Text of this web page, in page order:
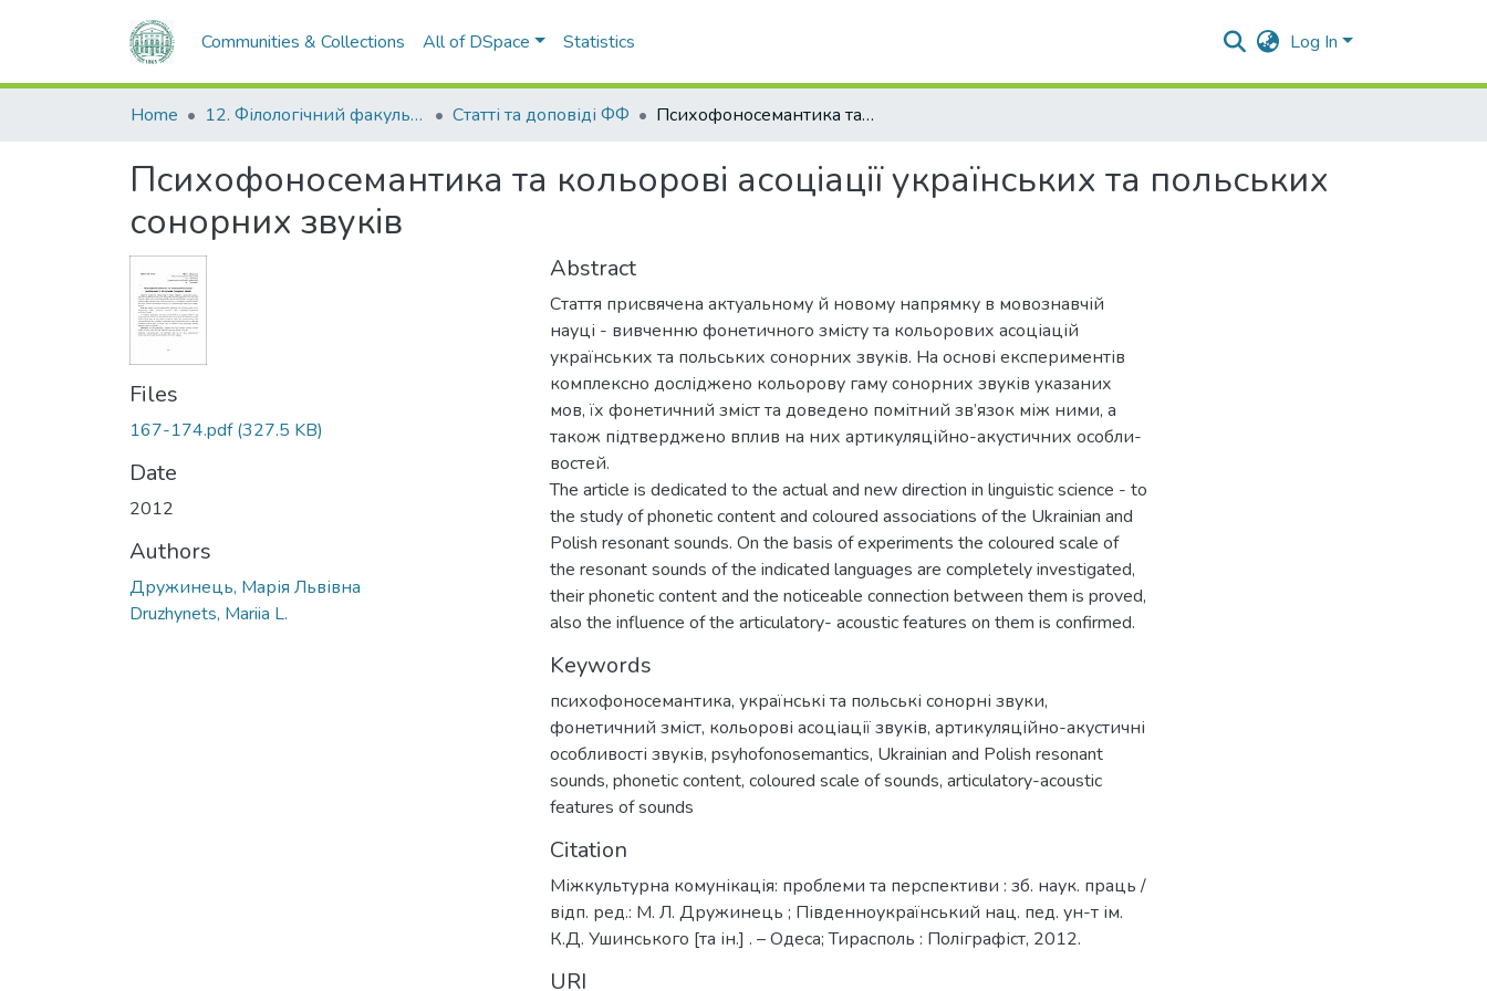
Communities & Collections All of DSpace Statistics Log In
Home 12. Філологічний факультет Статті та доповіді ФФ Психофоносемантика та кольорові асоціації українських та польських сонорних звуків
Психофоносемантика та кольорові асоціації українських та польських
сонорних звуків
Files
167-174.pdf(327.5 KB)
Date
2012
Authors
Дружинець, Марія Львівна
Druzhynets, Mariia L.
Abstract
Стаття присвячена актуальному й новому напрямку в мовознавчій
науці - вивченню фонетичного змісту та кольорових асоціацій
українських та польських сонорних звуків. На основі експериментів
комплексно досліджено кольорову гаму сонорних звуків указаних
мов, їх фонетичний зміст та доведено помітний зв’язок між ними, а
також підтверджено вплив на них артикуляційно-акустичних особли-
востей.
The article is dedicated to the actual and new direction in linguistic science - to
the study of phonetic content and coloured associations of the Ukrainian and
Polish resonant sounds. On the basis of experiments the coloured scale of
the resonant sounds of the indicated languages are completely investigated,
their phonetic content and the noticeable connection between them is proved,
also the influence of the articulatory- acoustic features on them is confirmed.
Keywords
психофоносемантика, українські та польські сонорні звуки,
фонетичний зміст, кольорові асоціації звуків, артикуляційно-акустичні
особливості звуків, psyhofonosemantics, Ukrainian and Polish resonant
sounds, phonetic content, coloured scale of sounds, articulatory-acoustic
features of sounds
Citation
Міжкультурна комунікація: проблеми та перспективи : зб. наук. праць /
відп. ред.: М. Л. Дружинець ; Південноукраїнський нац. пед. ун-т ім.
К.Д. Ушинського [та ін.] . – Одеса; Тирасполь : Поліграфіст, 2012.
URI